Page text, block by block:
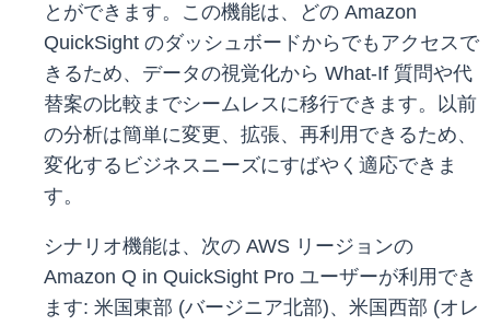
とができます。この機能は、どの Amazon
QuickSight のダッシュボードからでもアクセスで
きるため、データの視覚化から What-If 質問や代
替案の比較までシームレスに移行できます。以前
の分析は簡単に変更、拡張、再利用できるため、
変化するビジネスニーズにすばやく適応できま
す。
シナリオ機能は、次の AWS リージョンの
Amazon Q in QuickSight Pro ユーザーが利用でき
ます: 米国東部 (バージニア北部)、米国西部 (オレ